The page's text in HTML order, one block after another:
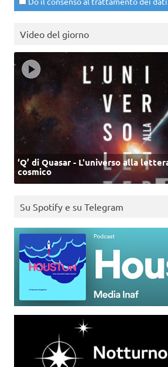
Video del giorno
‘Q’ di Quasar - L'universo alla
cosmico
Su Spotify e su Telegram